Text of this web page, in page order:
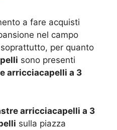
a fare acquisti
nel campo
per quanto
sono presenti
arricciacapelli a 3
arricciacapelli a 3
sulla piazza